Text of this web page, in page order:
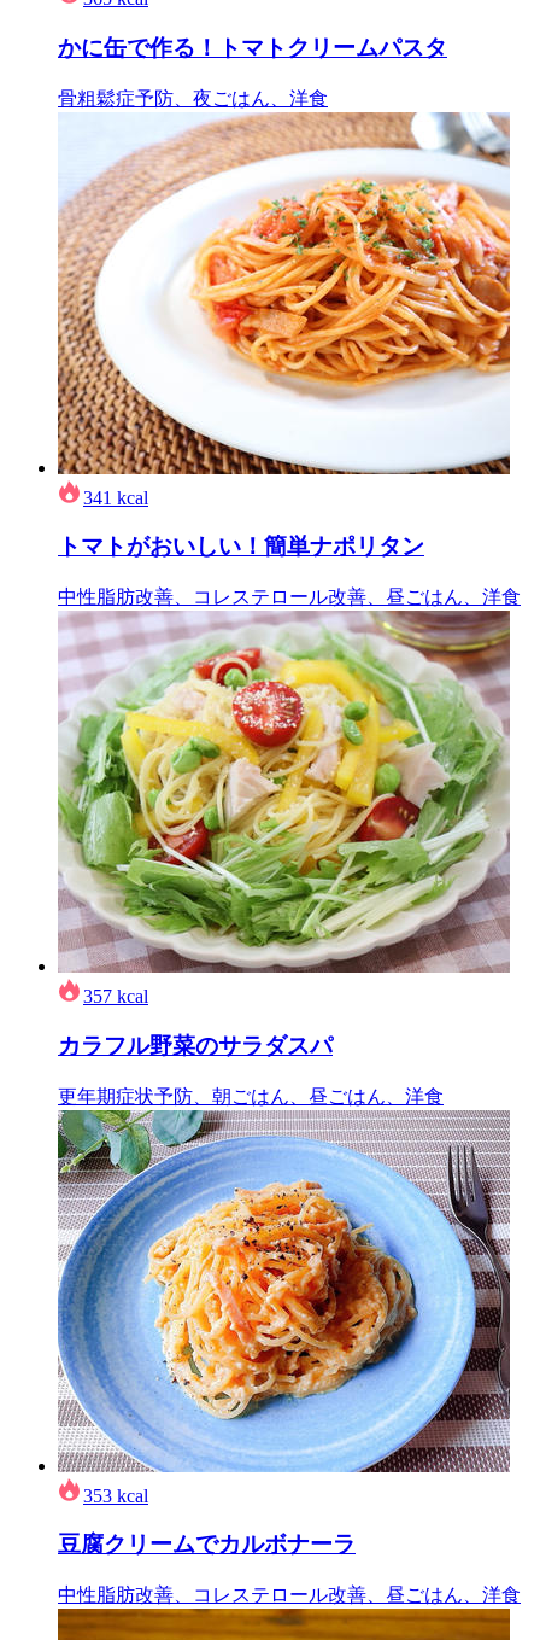
かに缶で作る！トマトクリームパスタ
骨粗鬆症予防、夜ごはん、洋食
341 kcal
トマトがおいしい！簡単ナポリタン
中性脂肪改善、コレステロール改善、昼ごはん、洋食
357 kcal
カラフル野菜のサラダスパ
更年期症状予防、朝ごはん、昼ごはん、洋食
353 kcal
豆腐クリームでカルボナーラ
中性脂肪改善、コレステロール改善、昼ごはん、洋食